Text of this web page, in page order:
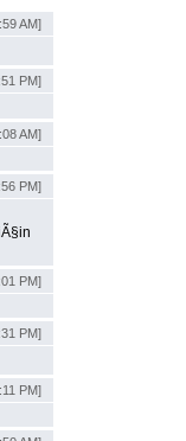
AM]
PM]
AM]
PM]
PM]
PM]
PM]